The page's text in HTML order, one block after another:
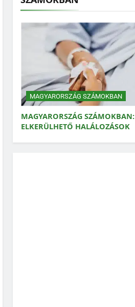
MAGYARORSZÁG SZÁMOKBAN:
MAGYARORSZÁG SZÁMOKBAN
MAGYARORSZÁG SZÁMOKBAN:
VADÁSZAT